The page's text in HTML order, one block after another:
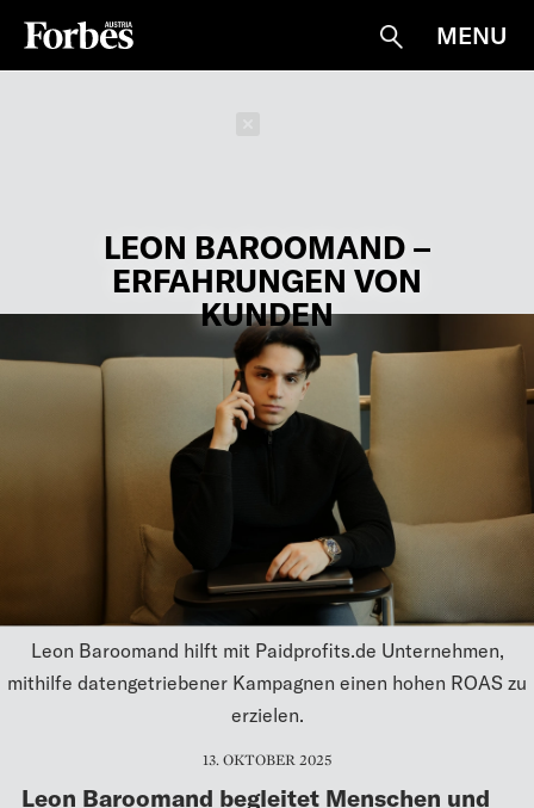
Suche
MENU
LEON BAROOMAND –
ERFAHRUNGEN VON
KUNDEN
Leon Baroomand hilft mit Paidprofits.de Unternehmen,
mithilfe datengetriebener Kampagnen einen hohen ROAS zu
erzielen.
13. OKTOBER 2025
Leon Baroomand begleitet Menschen und